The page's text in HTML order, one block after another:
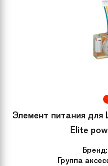
Элемент питания для
Elite
Бренд:
Группа